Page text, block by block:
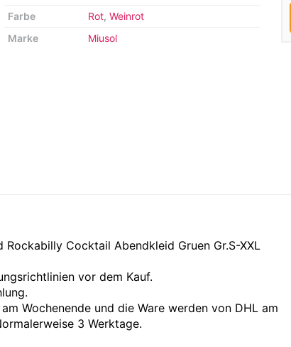
Farbe Rot, Weinrot
Marke
Miusol
Cocktail Abendkleid Gruen Gr.S-XXL
vor dem Kauf.
Wochenende und die Ware werden von DHL am
3 Werktage.